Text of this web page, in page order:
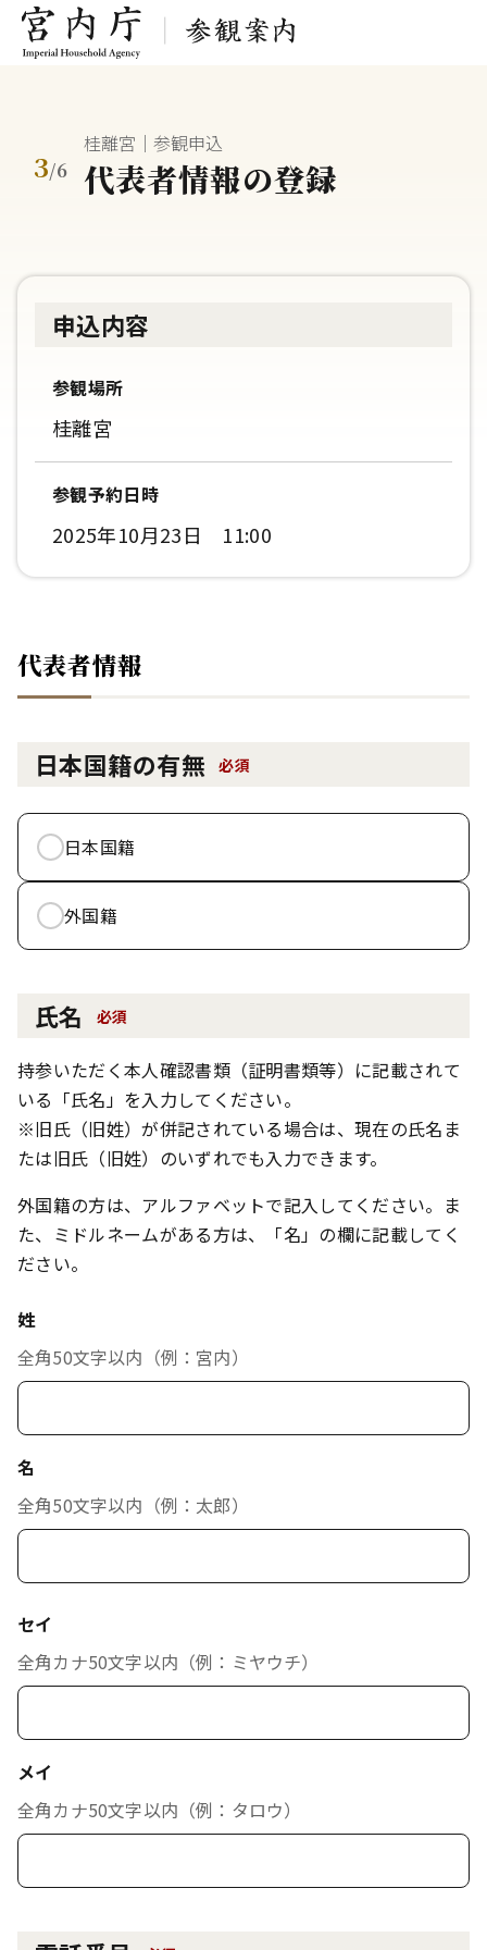
3/6
桂離宮｜参観申込
代表者情報の登録
申込内容
参観場所
桂離宮
参観予約日時
2025年10月23日 11:00
代表者情報
日本国籍の有無 必須
日本国籍
外国籍
氏名 必須
持参いただく本人確認書類（証明書類等）に記載されて
いる「氏名」を入力してください。
※旧氏（旧姓）が併記されている場合は、現在の氏名ま
たは旧氏（旧姓）のいずれでも入力できます。
外国籍の方は、アルファベットで記入してください。ま
た、ミドルネームがある方は、「名」の欄に記載してく
ださい。
姓
全角50文字以内（例：宮内）
名
全角50文字以内（例：太郎）
セイ
全角カナ50文字以内（例：ミヤウチ）
メイ
全角カナ50文字以内（例：タロウ）